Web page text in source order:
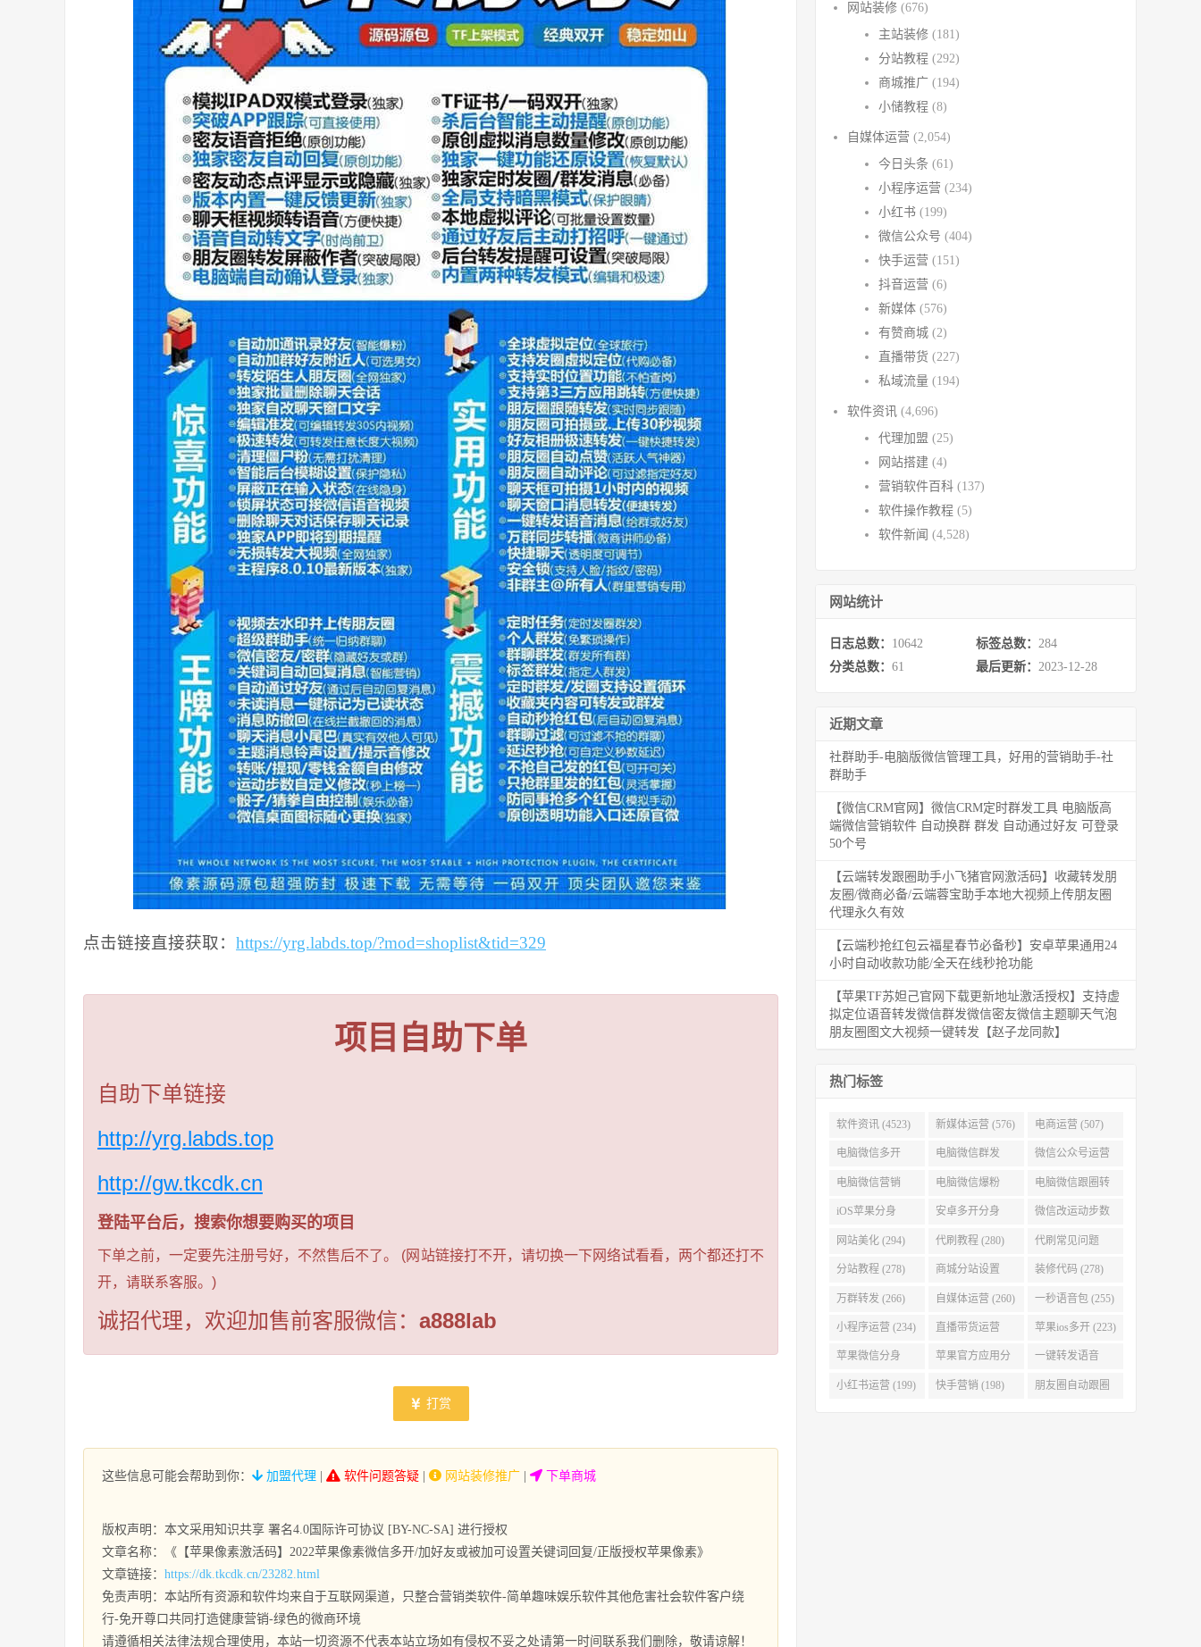
点击链接直接获取： https://yrg.labds.top/?mod=shoplist&tid=329
项目自助下单
自助下单链接
http://yrg.labds.top
http://gw.tkcdk.cn
登陆平台后，搜索你想要购买的项目
下单之前，一定要先注册号好，不然售后不了。 (网站链接打不开，请切换一下网络试看看，两个都还打不
开，请联系客服。)
诚招代理，欢迎加售前客服微信： a888lab
打赏
这些信息可能会帮助到你： 加盟代理 软件问题答疑 网站装修推广 下单商城
版权声明：本文采用知识共享 署名4.0国际许可协议 [BY-NC-SA] 进行授权
文章名称：《【苹果像素激活码】2022苹果像素微信多开/加好友或被加可设置关键词回复/正版授权苹果像素》
文章链接： https://dk.tkcdk.cn/23282.html
免责声明：本站所有资源和软件均来自于互联网渠道，只整合营销类软件-简单趣味娱乐软件其他危害社会软件客户绕
行-免开尊口共同打造健康营销-绿色的微商环境
请遵循相关法律法规合理使用，本站一切资源不代表本站立场如有侵权不妥之处请第一时间联系我们删除，敬请谅解！
网站装修 (676)
主站装修 (181)
分站教程 (292)
商城推广 (194)
小储教程 (8)
自媒体运营 (2,054)
今日头条 (61)
小程序运营 (234)
小红书 (199)
微信公众号 (404)
快手运营 (151)
抖音运营 (6)
新媒体 (576)
有赞商城 (2)
直播带货 (227)
私域流量 (194)
软件资讯 (4,696)
代理加盟 (25)
网站搭建 (4)
营销软件百科 (137)
软件操作教程 (5)
软件新闻 (4,528)
网站统计
日志总数： 10642 标签总数： 284
分类总数： 61 最后更新： 2023-12-28
近期文章
社群助手-电脑版微信管理工具，好用的营销助手-社
群助手
【微信CRM官网】微信CRM定时群发工具 电脑版高
端微信营销软件 自动换群 群发 自动通过好友 可登录
50个号
【云端转发跟圈助手小飞猪官网激活码】收藏转发朋
友圈/微商必备/云端蓉宝助手本地大视频上传朋友圈
代理永久有效
【云端秒抢红包云福星春节必备秒】安卓苹果通用24
小时自动收款功能/全天在线秒抢功能
【苹果TF苏妲己官网下载更新地址激活授权】支持虚
拟定位语音转发微信群发微信密友微信主题聊天气泡
朋友圈图文大视频一键转发【赵子龙同款】
热门标签
软件资讯 (4523) 新媒体运营 (576) 电商运营 (507)
电脑微信多开
(479)
电脑微信群发
(477)
微信公众号运营
(404)
电脑微信营销
(386)
电脑微信爆粉
(384)
电脑微信跟圈转
发 (379)
iOS苹果分身
(371)
安卓多开分身
(333)
微信改运动步数
(313)
网站美化 (294) 代刷教程 (280) 代刷常见问题
(280)
分站教程 (278) 商城分站设置
(278)
装修代码 (278)
万群转发 (266) 自媒体运营 (260) 一秒语音包 (255)
小程序运营 (234) 直播带货运营
(227)
苹果ios多开 (223)
苹果微信分身
(223)
苹果官方应用分
身 (219)
一键转发语音
(219)
小红书运营 (199) 快手营销 (198) 朋友圈自动跟圈